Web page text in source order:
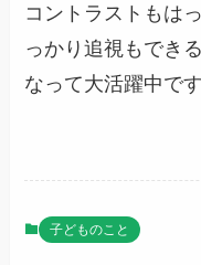
コントラストもは
っかり追視もでき
なって大活躍中で
子どものこと